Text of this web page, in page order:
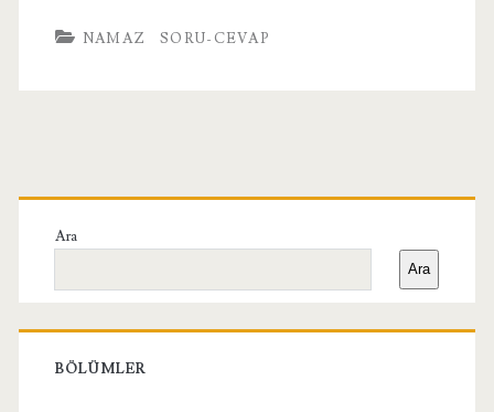
NAMAZ SORU-CEVAP
Birincil
Yan
Menü
Ara
Ara
BÖLÜMLER